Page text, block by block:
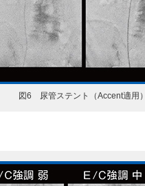
図6 尿管ステント（Accent適用